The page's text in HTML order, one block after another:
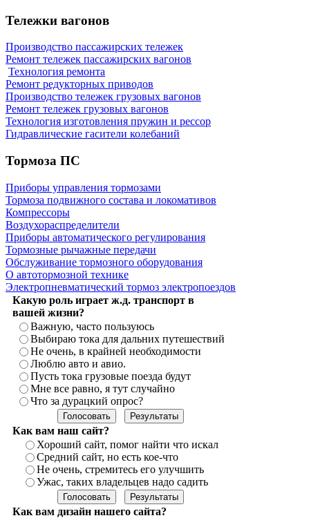
Тележки вагонов
Производство пассажирских тележек
Ремонт тележек пассажирских вагонов
Технология ремонта
Ремонт редукторных приводов
Производство тележек грузовых вагонов
Ремонт тележек грузовых вагонов
Технология изготовления пружин и рессор
Гидравлические гасители колебаний
Тормоза ПС
Приборы управления тормозами
Тормоза подвижного состава и локомативов
Компрессоры
Воздухораспределители
Приборы автоматического регулирования
Тормозные рычажные передачи
Обслуживание тормозного оборудования
О автотормозной технике
Электропневматический тормоз электропоездов
Какую роль играет ж.д. транспорт в
вашей жизни?
Важную, часто пользуюсь
Выбираю тока для дальних путешествий
Не очень, в крайней необходимости
Люблю авто и авио.
Пусть тока грузовые поезда будут
Мне все равно, я тут случайно
Что за дурацкий опрос?
Как вам наш сайт?
Хороший сайт, помог найти что искал
Средний сайт, но есть кое-что
Не очень, стремитесь его улучшить
Ужас, таких владельцев надо садить
Как вам дизайн нашего сайта?